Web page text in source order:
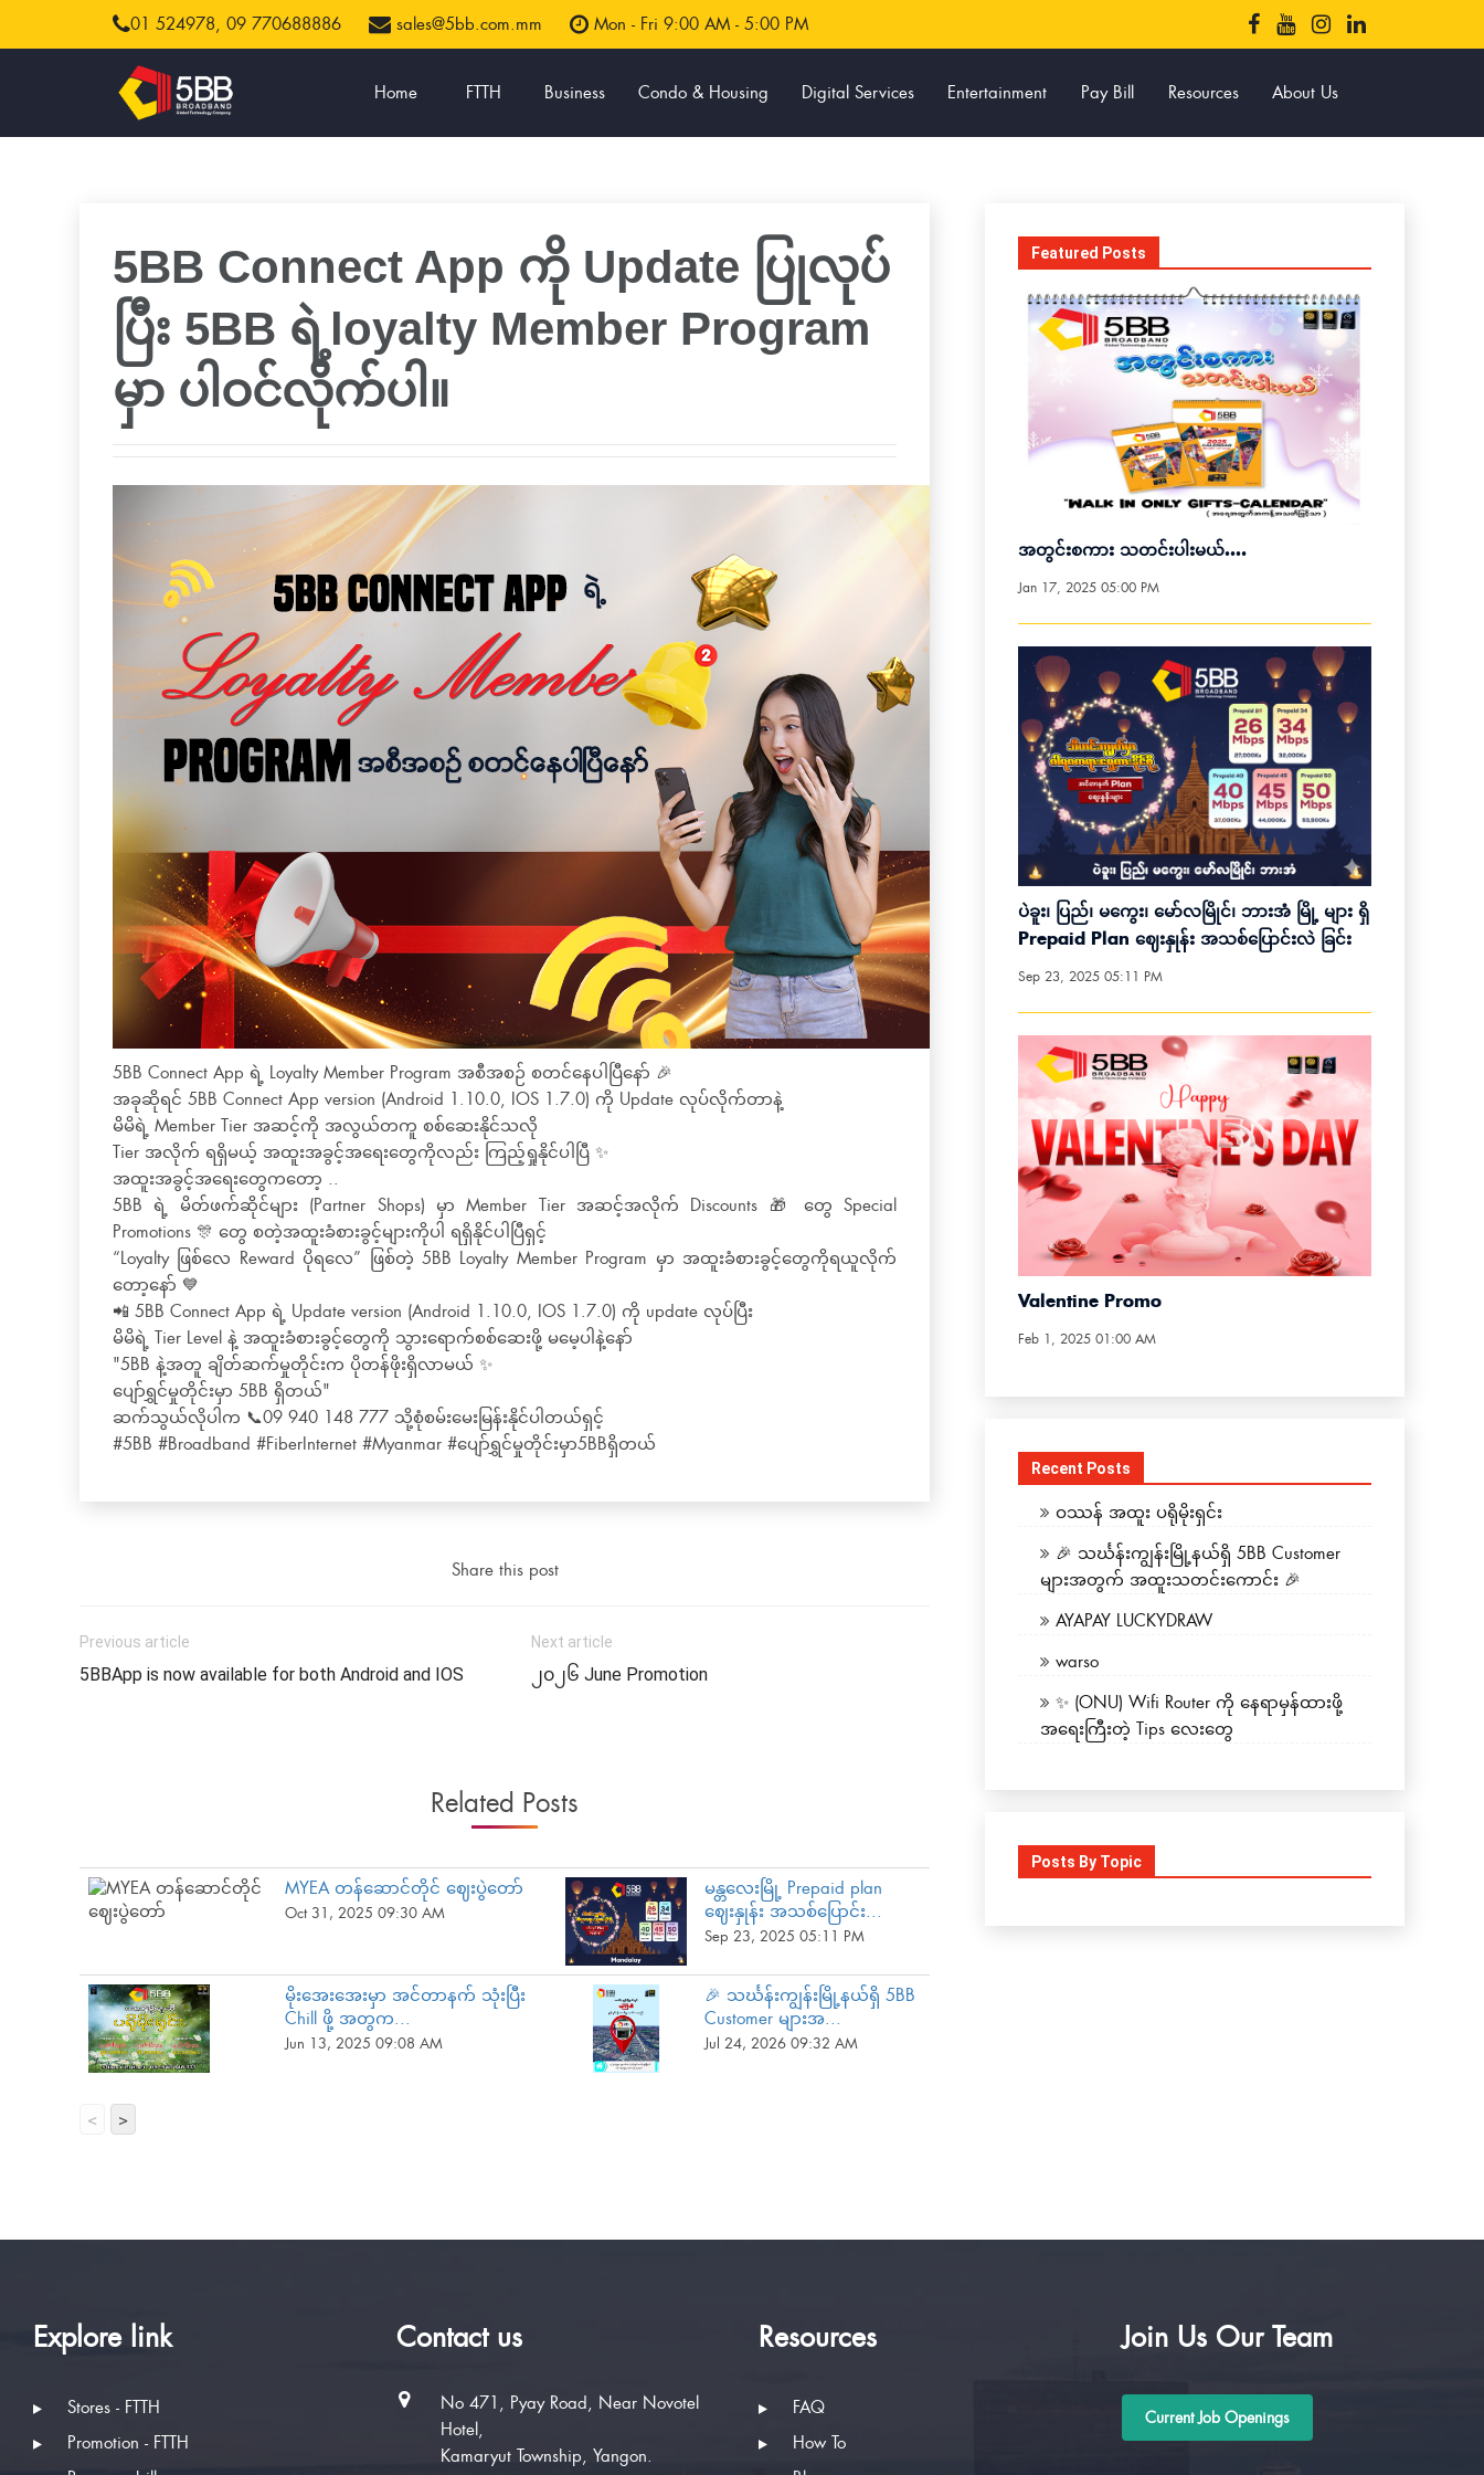
01 524978, 09 770688886 sales@5bb.com.mm Mon - Fri 9:00 AM - 5:00 PM
Home FTTH Business Condo & Housing Digital Services Entertainment Pay Bill Resources About Us
5BB Connect App ကို Update ပြုလုပ်
ပြီး 5BB ရဲ့loyalty Member Program
မှာ ပါဝင်လိုက်ပါ။
5BB Connect App ရဲ့ Loyalty Member Program အစီအစဉ် စတင်နေပါပြီနော် 🎉
အခုဆိုရင် 5BB Connect App version (Android 1.10.0, IOS 1.7.0) ကို Update လုပ်လိုက်တာနဲ့
မိမိရဲ့ Member Tier အဆင့်ကို အလွယ်တကူ စစ်ဆေးနိုင်သလို
Tier အလိုက် ရရှိမယ့် အထူးအခွင့်အရေးတွေကိုလည်း ကြည့်ရှုနိုင်ပါပြီ ✨
အထူးအခွင့်အရေးတွေကတော့ ..
5BB ရဲ့ မိတ်ဖက်ဆိုင်များ (Partner Shops) မှာ Member Tier အဆင့်အလိုက် Discounts 🎁 တွေ Special
Promotions 🎊 တွေ စတဲ့အထူးခံစားခွင့်များကိုပါ ရရှိနိုင်ပါပြီရှင့်
“Loyalty ဖြစ်လေ Reward ပိုရလေ” ဖြစ်တဲ့ 5BB Loyalty Member Program မှာ အထူးခံစားခွင့်တွေကိုရယူလိုက်
တော့နော် 💙
📲 5BB Connect App ရဲ့ Update version (Android 1.10.0, IOS 1.7.0) ကို update လုပ်ပြီး
မိမိရဲ့ Tier Level နဲ့ အထူးခံစားခွင့်တွေကို သွားရောက်စစ်ဆေးဖို့ မမေ့ပါနဲ့နော်
"5BB နဲ့အတူ ချိတ်ဆက်မှုတိုင်းက ပိုတန်ဖိုးရှိလာမယ် ✨
ပျော်ရွှင်မှုတိုင်းမှာ 5BB ရှိတယ်"
ဆက်သွယ်လိုပါက 📞09 940 148 777 သို့စုံစမ်းမေးမြန်းနိုင်ပါတယ်ရှင့်
#5BB #Broadband #FiberInternet #Myanmar #ပျော်ရွှင်မှုတိုင်းမှာ5BBရှိတယ်
Share this post
Previous article
5BBApp is now available for both Android and IOS
Next article
၂၀၂၆ June Promotion
Related Posts
MYEA တန်ဆောင်တိုင် ဈေးပွဲတော်
Oct 31, 2025 09:30 AM
မန္တလေးမြို့ Prepaid plan
ဈေးနှုန်း အသစ်ပြောင်း...
Sep 23, 2025 05:11 PM
မိုးအေးအေးမှာ အင်တာနက် သုံးပြီး
Chill ဖို့ အတွက...
Jun 13, 2025 09:08 AM
🎉 သင်္ဃန်းကျွန်းမြို့နယ်ရှိ 5BB
Customer များအ...
Jul 24, 2026 09:32 AM
< >
Featured Posts
အတွင်းစကား သတင်းပါးမယ်….
Jan 17, 2025 05:00 PM
ပဲခူး၊ ပြည်၊ မကွေး၊ မော်လမြိုင်၊ ဘားအံ မြို့ များ ရှိ
Prepaid Plan ဈေးနှုန်း အသစ်ပြောင်းလဲ ခြင်း
Sep 23, 2025 05:11 PM
Valentine Promo
Feb 1, 2025 01:00 AM
Recent Posts
ဝဿန် အထူး ပရိုမိုးရှင်း
🎉 သင်္ဃန်းကျွန်းမြို့နယ်ရှိ 5BB Customer
များအတွက် အထူးသတင်းကောင်း 🎉
AYAPAY LUCKYDRAW
warso
✨ (ONU) Wifi Router ကို နေရာမှန်ထားဖို့
အရေးကြီးတဲ့ Tips လေးတွေ
Posts By Topic
Explore link
Stores - FTTH
Promotion - FTTH
Contact us
No 471, Pyay Road, Near Novotel
Hotel,
Kamaryut Township, Yangon.
Resources
FAQ
How To
Join Us Our Team
Current Job Openings